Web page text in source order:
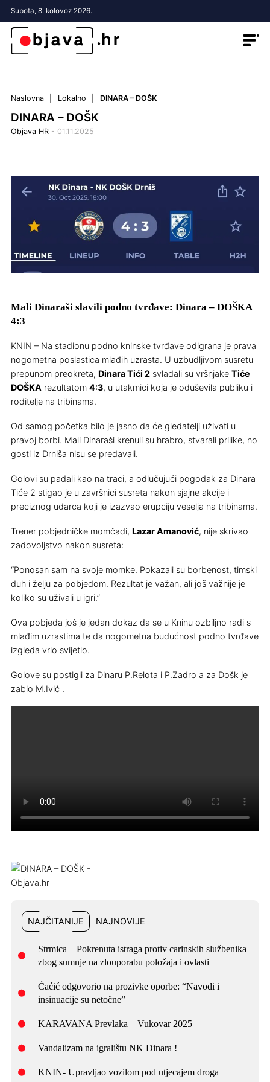
Subota, 8. kolovoz 2026.
Naslovna Lokalno DINARA – DOŠK
DINARA – DOŠK
Objava HR - 01.11.2025
Mali Dinaraši slavili podno tvrđave: Dinara – DOŠKA
4:3
KNIN – Na stadionu podno kninske tvrđave odigrana je prava
nogometna poslastica mlađih uzrasta. U uzbudljivom susretu
prepunom preokreta, Dinara Tići 2 svladali su vršnjake Tiće
DOŠKA rezultatom 4:3, u utakmici koja je oduševila publiku i
roditelje na tribinama.
Od samog početka bilo je jasno da će gledatelji uživati u
pravoj borbi. Mali Dinaraši krenuli su hrabro, stvarali prilike, no
gosti iz Drniša nisu se predavali.
Golovi su padali kao na traci, a odlučujući pogodak za Dinara
Tiće 2 stigao je u završnici susreta nakon sjajne akcije i
preciznog udarca koji je izazvao erupciju veselja na tribinama.
Trener pobjedničke momčadi, Lazar Amanović, nije skrivao
zadovoljstvo nakon susreta:
“Ponosan sam na svoje momke. Pokazali su borbenost, timski
duh i želju za pobjedom. Rezultat je važan, ali još važnije je
koliko su uživali u igri.”
Ova pobjeda još je jedan dokaz da se u Kninu ozbiljno radi s
mlađim uzrastima te da nogometna budućnost podno tvrđave
izgleda vrlo svijetlo.
Golove su postigli za Dinaru P.Relota i P.Zadro a za Došk je
zabio M.Ivić .
NAJČITANIJE NAJNOVIJE
Strmica – Pokrenuta istraga protiv carinskih službenika
zbog sumnje na zlouporabu položaja i ovlasti
Ćaćić odgovorio na prozivke oporbe: “Navodi i
insinuacije su netočne”
KARAVANA Prevlaka – Vukovar 2025
Vandalizam na igralištu NK Dinara !
KNIN- Upravljao vozilom pod utjecajem droga